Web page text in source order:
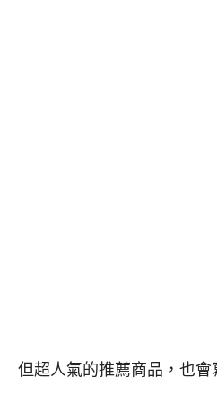
但超人氣的推薦商品，也會